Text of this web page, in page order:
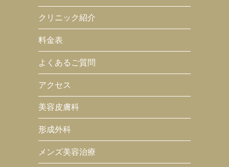
クリニック紹介
料金表
よくあるご質問
アクセス
美容皮膚科
形成外科
メンズ美容治療